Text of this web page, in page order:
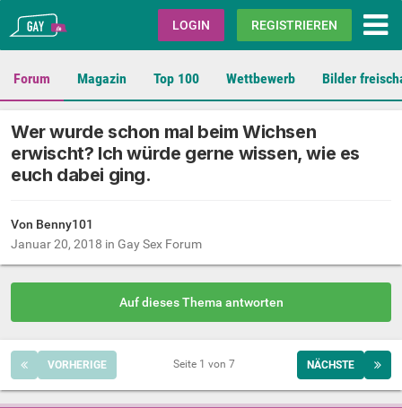
Gay.de LOGIN REGISTRIEREN
Forum Magazin Top 100 Wettbewerb Bilder
Wer wurde schon mal beim Wichsen
erwischt? Ich würde gerne wissen, wie es
euch dabei ging.
Von Benny101
Januar 20, 2018 in Gay Sex Forum
Auf dieses Thema antworten
VORHERIGE NÄCHSTE
Seite 1 von 7